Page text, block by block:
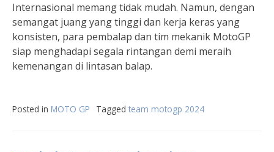
Internasional memang tidak mudah. Namun, dengan
semangat juang yang tinggi dan kerja keras yang
konsisten, para pembalap dan tim mekanik MotoGP
siap menghadapi segala rintangan demi meraih
kemenangan di lintasan balap.
Posted in MOTO GP Tagged team motogp 2024